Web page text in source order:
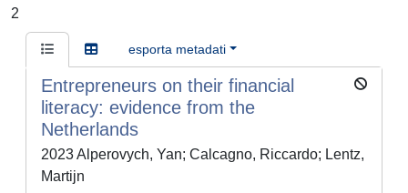
2
esporta metadati
Entrepreneurs on their financial
literacy: evidence from the
Netherlands
2023 Alperovych, Yan; Calcagno, Riccardo; Lentz,
Martijn